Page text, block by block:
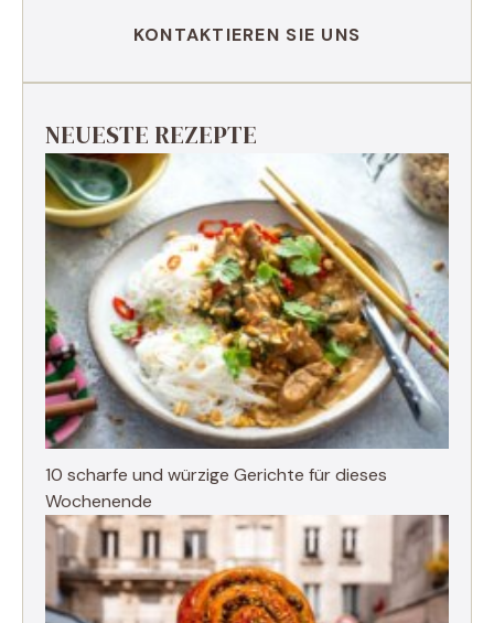
KONTAKTIEREN SIE UNS
NEUESTE REZEPTE
10 scharfe und würzige Gerichte für dieses
Wochenende